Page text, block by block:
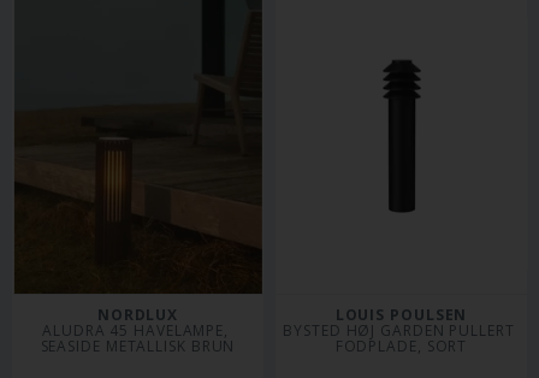
NORDLUX
ALUDRA 45 HAVELAMPE,
SEASIDE METALLISK BRUN
LOUIS POULSEN
BYSTED HØJ GARDEN PULLERT
FODPLADE, SORT